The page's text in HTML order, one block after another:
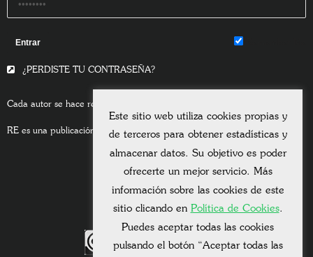
¿PERDISTE TU CONTRASEÑA?
Cada autor se hace responsable del contenido de sus escritos.
RE es una publicación asociada a la Universitas Albertiana.
Este sitio web utiliza cookies propias y
de terceros para obtener estadísticas y
almacenar datos. Su objetivo es poder
ofrecerte un mejor servicio. Más
información sobre las cookies de este
sitio clicando en Política de Cookies.
Puedes aceptar todas las cookies
pulsando el botón “Aceptar todas las